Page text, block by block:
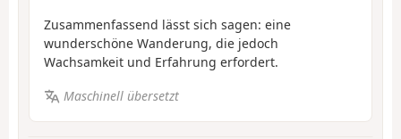
Zusammenfassend lässt sich sagen: eine
wunderschöne Wanderung, die jedoch
Wachsamkeit und Erfahrung erfordert.
Maschinell übersetzt